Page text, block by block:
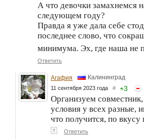
А что девочки замахнемся
следующем году?
Правда я уже дала себе
последнее слово, что
минимума. Эх, где наша не
Ответить
Агафия Калининград
11 сентября 2023 года # +3
Организуем
условия у всех разные,
что получится, по вкусу
↑ Ответить